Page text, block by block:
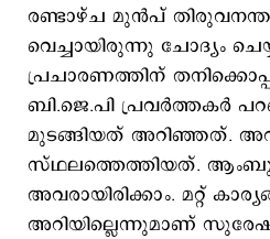
രണ്ടാഴ്ച മുന്‍പ്
വെച്ചായിരുന്നു ചോദ്യം
പ്രചാരണത്തിന്
ബി.ജെ.പി പ്രവര്‍ത്തകര്‍
മുടങ്ങിയത് അറിഞ്ഞത്.
സ്ഥലത്തെത്തിയത്.
അവരായിരിക്കാം. മറ്റ്
അറിയില്ലെന്നുമാണ്